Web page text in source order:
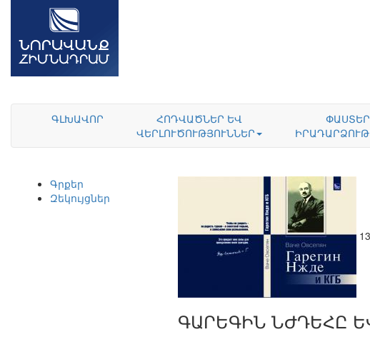
ԳԼԽԱՎՈՐ
ՀՈԴՎԱԾՆԵՐ ԵՎ
ՎԵՐԼՈՒԾՈՒԹՅՈՒՆՆԵՐ
Գրքեր
Զեկույցներ
ԳԱՐԵԳԻՆ ՆԺԴԵՀԸ